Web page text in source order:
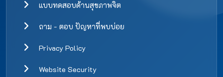
แบบทดสอบด้านสุขภาพจิต
ถาม - ตอบ ปัญหาที่พบบ่อย
Privacy Policy
Website Security